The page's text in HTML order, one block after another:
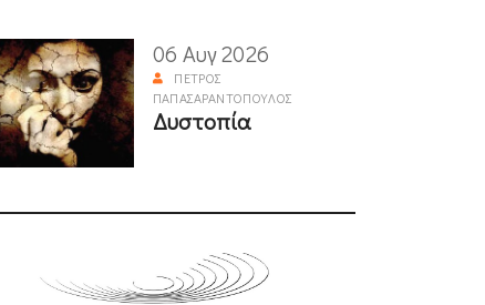
06 Αυγ 2026
ΠΈΤΡΟΣ
ΠΑΠΑΣΑΡΑΝΤΌΠΟΥΛΟΣ
Δυστοπία